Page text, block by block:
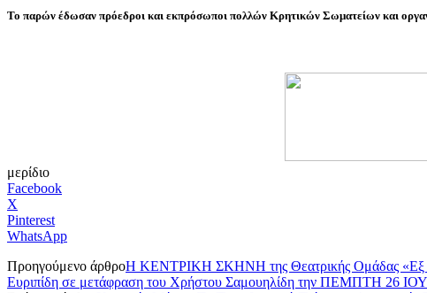
Το παρών έδωσαν πρόεδροι και εκπρόσωποι πολλών Κρητικών Σωματείων και
μερίδιο
Facebook
X
Pinterest
WhatsApp
Προηγούμενο άρθροΗ ΚΕΝΤΡΙΚΗ ΣΚΗΝΗ της Θεατρικής Ομάδας «Εξ
Ευριπίδη σε μετάφραση του Χρήστου Σαμουηλίδη την ΠΕΜΠΤΗ